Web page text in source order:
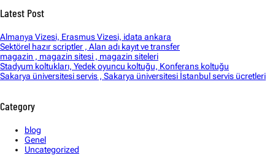
hLatest Post
Almanya Vizesi, Erasmus Vizesi, idata ankara
Sektörel hazır scriptler , Alan adı kayıt ve transfer
magazin , magazin sitesi , magazin siteleri
Stadyum koltukları, Yedek oyuncu koltuğu, Konferans koltuğu
Sakarya üniversitesi servis , Sakarya üniversitesi İstanbul servis ücretleri
Category
blog
Genel
Uncategorized